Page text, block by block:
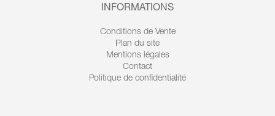
INFORMATIONS
Conditions de Vente
Plan du site
Mentions légales
Contact
Politique de confidentialité